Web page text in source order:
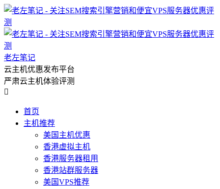
老左笔记
云主机优惠发布平台
严肃云主机体验评测

首页
主机推荐
美国主机优惠
香港虚拟主机
香港服务器租用
香港站群服务器
美国VPS推荐